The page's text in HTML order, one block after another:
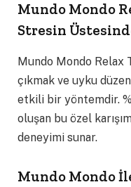
Mundo Mondo
Stresin
Mundo Mondo Relax
çıkmak ve uyku
etkili bir yöntemdir.
oluşan bu özel
deneyimi sunar.
Mundo Mondo